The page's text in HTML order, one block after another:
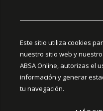
Este sitio utiliza cookies
nuestro sitio web y
ABSA Online, autorizas el
información y generar
tu navegación.
PUNTOS DE
CEDIS Guadalajara
Amapola #380, La
Jalisco, MX.
Chihuahua